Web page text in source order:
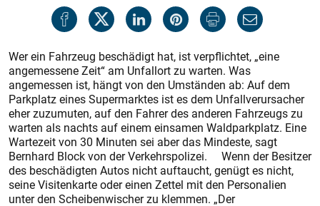
Wer ein Fahrzeug beschädigt hat, ist verpflichtet, „eine
angemessene Zeit“ am Unfallort zu warten. Was
angemessen ist, hängt von den Umständen ab: Auf dem
Parkplatz eines Supermarktes ist es dem Unfallverursacher
eher zuzumuten, auf den Fahrer des anderen Fahrzeugs zu
warten als nachts auf einem einsamen Waldparkplatz. Eine
Wartezeit von 30 Minuten sei aber das Mindeste, sagt
Bernhard Block von der Verkehrspolizei. Wenn der Besitzer
des beschädigten Autos nicht auftaucht, genügt es nicht,
seine Visitenkarte oder einen Zettel mit den Personalien
unter den Scheibenwischer zu klemmen. „Der